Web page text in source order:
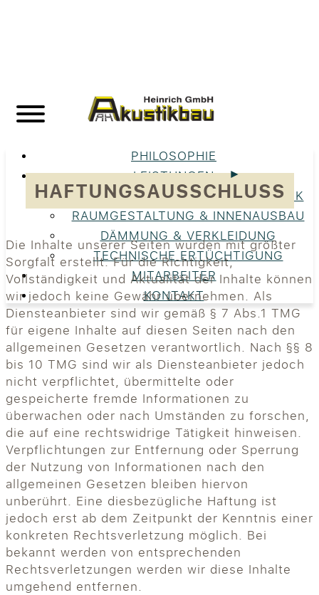
PHILOSOPHIE
LEISTUNGEN
UNSERE LEISTUNGEN IM ÜBERBLICK
RAUMGESTALTUNG & INNENAUSBAU
DÄMMUNG & VERKLEIDUNG
TECHNISCHE ERTÜCHTIGUNG
MITARBEITER
KONTAKT
HAFTUNGSAUSSCHLUSS
Die Inhalte unserer Seiten wurden mit größter
Sorgfalt erstellt. Für die Richtigkeit,
Vollständigkeit und Aktualität der Inhalte können
wir jedoch keine Gewähr übernehmen. Als
Diensteanbieter sind wir gemäß § 7 Abs.1 TMG
für eigene Inhalte auf diesen Seiten nach den
allgemeinen Gesetzen verantwortlich. Nach §§ 8
bis 10 TMG sind wir als Diensteanbieter jedoch
nicht verpflichtet, übermittelte oder
gespeicherte fremde Informationen zu
überwachen oder nach Umständen zu forschen,
die auf eine rechtswidrige Tätigkeit hinweisen.
Verpflichtungen zur Entfernung oder Sperrung
der Nutzung von Informationen nach den
allgemeinen Gesetzen bleiben hiervon
unberührt. Eine diesbezügliche Haftung ist
jedoch erst ab dem Zeitpunkt der Kenntnis einer
konkreten Rechtsverletzung möglich. Bei
bekannt werden von entsprechenden
Rechtsverletzungen werden wir diese Inhalte
umgehend entfernen.